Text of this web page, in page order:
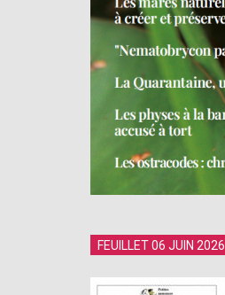
FEUILLET 06 JUIN 2026